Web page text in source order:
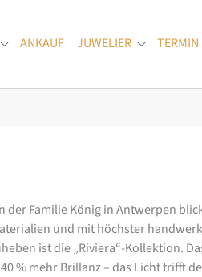
"Schmuck"
Submenu for "Uhren"
ANKAUF JUWELIER Submenu
TERMIN
der Familie König in Antwerpen
und mit höchster
ist die „Riviera“-Kollektion.
% mehr Brillanz – das Licht trifft